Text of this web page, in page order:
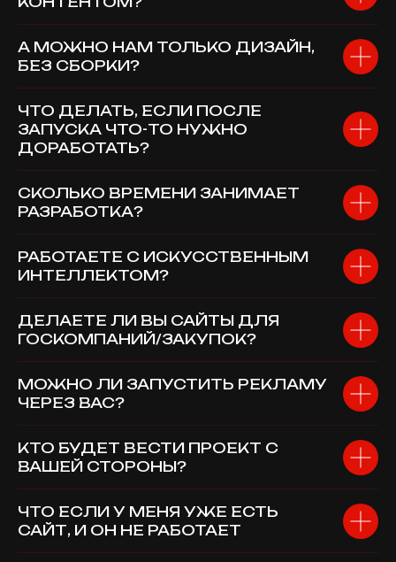
А МОЖНО НАМ ТОЛЬКО ДИЗАЙН,
БЕЗ СБОРКИ?
ЧТО ДЕЛАТЬ, ЕСЛИ ПОСЛЕ
ЗАПУСКА ЧТО-ТО НУЖНО
ДОРАБОТАТЬ?
СКОЛЬКО ВРЕМЕНИ ЗАНИМАЕТ
РАЗРАБОТКА?
РАБОТАЕТЕ С ИСКУССТВЕННЫМ
ИНТЕЛЛЕКТОМ?
ДЕЛАЕТЕ ЛИ ВЫ САЙТЫ ДЛЯ
ГОСКОМПАНИЙ/ЗАКУПОК?
МОЖНО ЛИ ЗАПУСТИТЬ РЕКЛАМУ
ЧЕРЕЗ ВАС?
КТО БУДЕТ ВЕСТИ ПРОЕКТ С
ВАШЕЙ СТОРОНЫ?
ЧТО ЕСЛИ У МЕНЯ УЖЕ ЕСТЬ
САЙТ, И ОН НЕ РАБОТАЕТ